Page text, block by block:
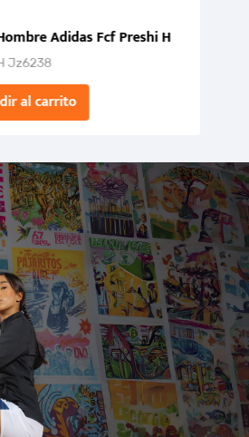
Adidas Fcf Preshi H
Jz6238
al carrito